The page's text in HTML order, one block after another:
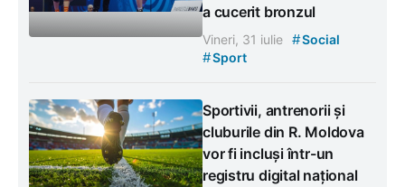
a cucerit bronzul
Vineri, 31 iulie #Social
#Sport
Sportivii, antrenorii și
cluburile din R. Moldova
vor fi incluși într-un
registru digital național